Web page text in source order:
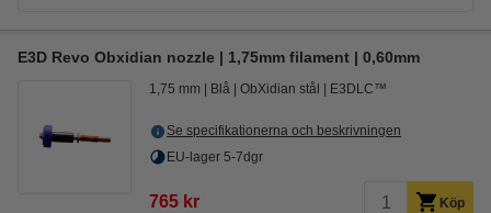
E3D Revo Obxidian nozzle | 1,75mm filament | 0,60mm
1,75 mm Blå ObXidian stål E3DLC™
Se specifikationerna och beskrivningen
EU-lager 5-7dgr
765 kr Köp